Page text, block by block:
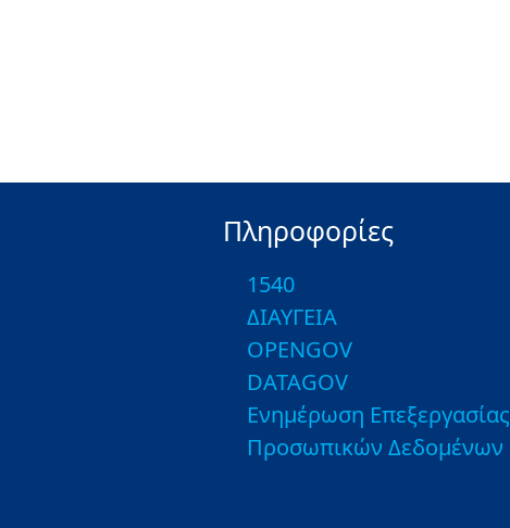
Πληροφορίες
1540
ΔΙΑΥΓΕΙΑ
OPENGOV
DATAGOV
Ενημέρωση Επεξεργασίας
Προσωπικών Δεδομένων